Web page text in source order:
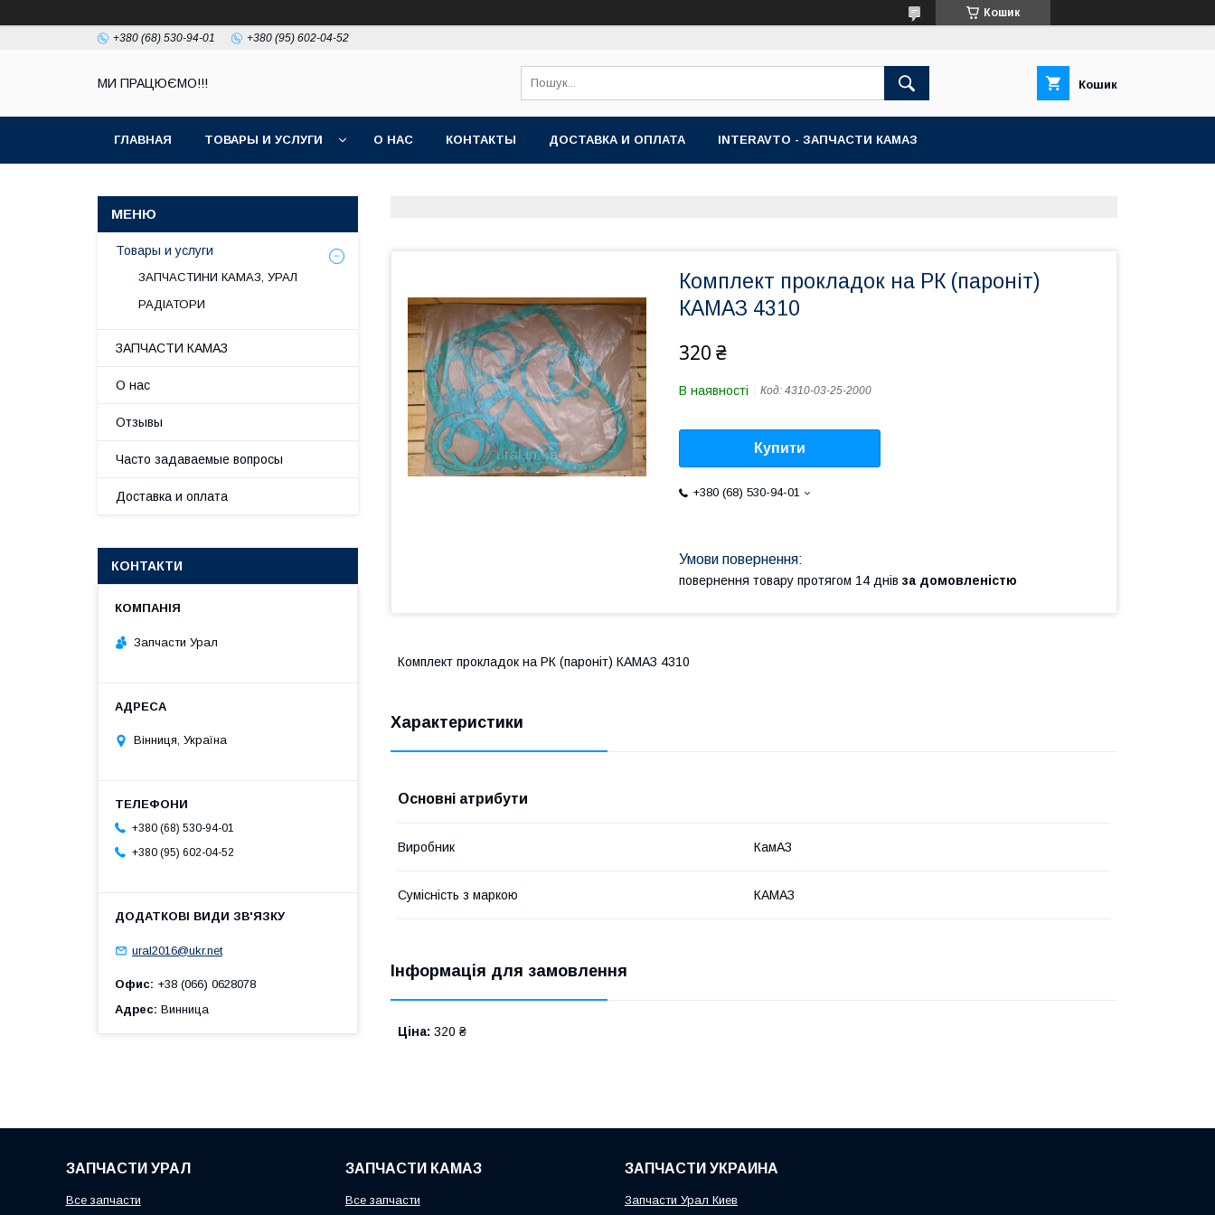
Кошик
+380 (68) 530-94-01 +380 (95) 602-04-52
МИ ПРАЦЮЄМО!!! Кошик
ГЛАВНАЯ ТОВАРЫ И УСЛУГИ О НАС КОНТАКТЫ ДОСТАВКА И ОПЛАТА INTERAVTO - ЗАПЧАСТИ КАМАЗ
Комплект прокладок на РК (пароніт)
КАМАЗ 4310
320 ₴
В наявності Код: 4310-03-25-2000
Купити
+380 (68) 530-94-01
повернення товару протягом 14 днів за домовленістю
Комплект прокладок на РК (пароніт) КАМАЗ 4310
Характеристики
Основні атрибути
Виробник КамАЗ
Сумісність з маркою КАМАЗ
Інформація для замовлення
Ціна: 320 ₴
Товары и услуги
ЗАПЧАСТИНИ КАМАЗ, УРАЛ
РАДІАТОРИ
ЗАПЧАСТИ КАМАЗ
О нас
Отзывы
Часто задаваемые вопросы
Доставка и оплата
КОНТАКТИ
Запчасти Урал
Вінниця, Україна
+380 (68) 530-94-01
+380 (95) 602-04-52
ural2016@ukr.net
Офис +38 (066) 0628078
Адрес Винница
ЗАПЧАСТИ УРАЛ
Все запчасти
ЗАПЧАСТИ КАМАЗ
Все запчасти
ЗАПЧАСТИ УКРАИНА
Запчасти Урал Киев